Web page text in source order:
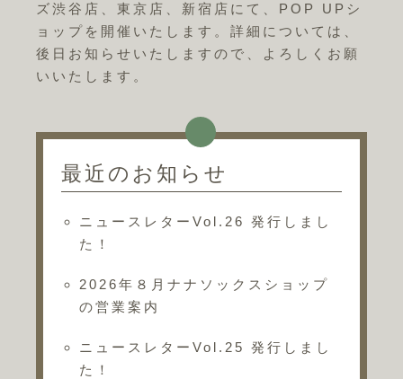
ズ渋谷店、東京店、新宿店にて、POP UPシ
ョップを開催いたします。詳細については、
後日お知らせいたしますので、よろしくお願
いいたします。
最近のお知らせ
ニュースレターVol.26 発行しまし
た！
2026年８月ナナソックスショップ
の営業案内
ニュースレターVol.25 発行しまし
た！